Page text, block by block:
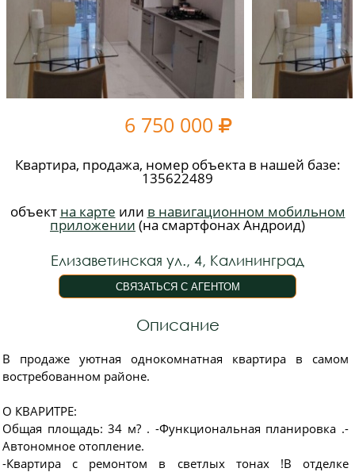
6 750 000 
Квартира, продажа, номер объекта в нашей базе:
135622489
объект на карте или в навигационном мобильном
приложении (на смартфонах Андроид)
Елизаветинская ул., 4, Калининград
Описание
В продаже уютная однокомнатная квартира в самом
востребованном районе.
О КВАРИTPЕ:
Oбщaя площaдь: 34 м? . -Функциональная планировка .-
Автономное отопление.
-Квартира с ремонтом в светлых тонах !В отделке